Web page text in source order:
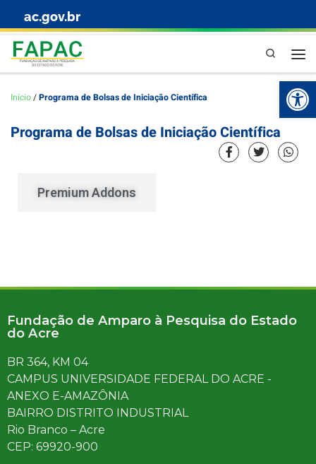
Skip to content
ac.gov.br
Pesquisa
Início/Programa de Bolsas de Iniciação Científica
Programa de Bolsas de Iniciação Científica
Premium Addons
Fundação de Amparo à Pesquisa do Estado
do Acre
BR 364, KM 04
CAMPUS UNIVERSIDADE FEDERAL DO ACRE -
ANEXO E-AMAZÔNIA
BAIRRO DISTRITO INDUSTRIAL
Rio Branco – Acre
CEP: 69920-900